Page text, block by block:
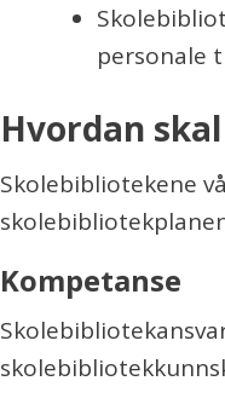
personale
Hvordan
Skolebibliotekene
Kompetanse